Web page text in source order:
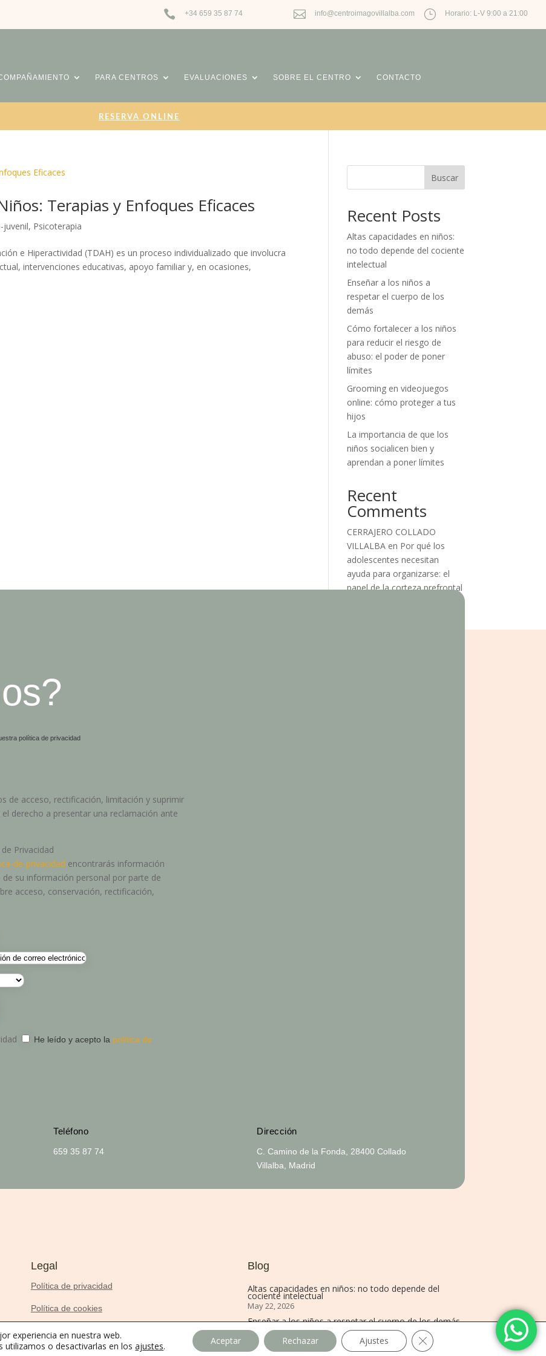
 +34 659 35 87 74  info@centroimagovillalba.com } Horario: L-V 9:00 a 21:00
PARA CENTROS EVALUACIONES SOBRE EL CENTRO CONTACTO
RESERVA ONLINE
Terapias y Enfoques Eficaces
juvenil, Psicoterapia
e Hiperactividad (TDAH) es un proceso individualizado que involucra
intervenciones educativas, apoyo familiar y, en ocasiones,
Buscar
Recent Posts
Altas capacidades en niños:
no todo depende del cociente
intelectual
Enseñar a los niños a
respetar el cuerpo de los
demás
Cómo fortalecer a los niños
para reducir el riesgo de
abuso: el poder de poner
límites
Grooming en videojuegos
online: cómo proteger a tus
hijos
La importancia de que los
niños socialicen bien y
aprendan a poner límites
Recent
Comments
CERRAJERO COLLADO
VILLALBA en Por qué los
adolescentes necesitan
ayuda para organizarse: el
papel de la corteza prefrontal
política de privacidad
de acceso, rectificación, limitación y suprimir
derecho a presentar una reclamación ante
Privacidad
de-privacidad encontrarás información
su información personal por parte de
acceso, conservación, rectificación,
He leído y acepto la política de
Teléfono
659 35 87 74
Dirección
C. Camino de la Fonda, 28400 Collado
Villalba, Madrid
Legal
Política de privacidad
Política de cookies
Aviso Legal
Blog
Altas capacidades en niños: no todo depende del
cociente intelectual
May 22, 2026
Enseñar a los niños a respetar el cuerpo de los demás
Dic 29, 2025
experiencia en nuestra web.
utilizamos o desactivarlas en losajustes. Aceptar Rechazar Ajustes Cerrar el banner de cookies